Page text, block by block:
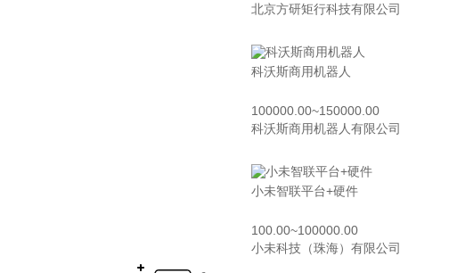
北京方研矩行科技有限公司
科沃斯商用机器人
100000.00~150000.00
科沃斯商用机器人有限公司
小未智联平台+硬件
100.00~100000.00
小未科技（珠海）有限公司